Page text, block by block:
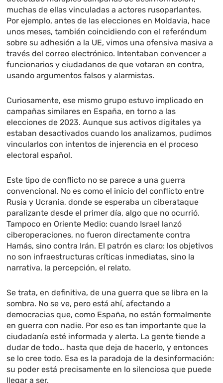
muchas de ellas vinculadas a actores rusoparlantes.
Por ejemplo, antes de las elecciones en Moldavia, hace
unos meses, también coincidiendo con el referéndum
sobre su adhesión a la UE, vimos una ofensiva masiva a
través del correo electrónico. Intentaban convencer a
funcionarios y ciudadanos de que votaran en contra,
usando argumentos falsos y alarmistas.
Curiosamente, ese mismo grupo estuvo implicado en
campañas similares en España, en torno a las
elecciones de 2023. Aunque sus activos digitales ya
estaban desactivados cuando los analizamos, pudimos
vincularlos con intentos de injerencia en el proceso
electoral español.
Este tipo de conflicto no se parece a una guerra
convencional. No es como el inicio del conflicto entre
Rusia y Ucrania, donde se esperaba un ciberataque
paralizante desde el primer día, algo que no ocurrió.
Tampoco en Oriente Medio: cuando Israel lanzó
ciberoperaciones, no fueron directamente contra
Hamás, sino contra Irán. El patrón es claro: los objetivos
no son infraestructuras críticas inmediatas, sino la
narrativa, la percepción, el relato.
Se trata, en definitiva, de una guerra que se libra en la
sombra. No se ve, pero está ahí, afectando a
democracias que, como España, no están formalmente
en guerra con nadie. Por eso es tan importante que la
ciudadanía esté informada y alerta. La gente tiende a
dudar de todo… hasta que deja de hacerlo, y entonces
se lo cree todo. Esa es la paradoja de la desinformación:
su poder está precisamente en lo silenciosa que puede
llegar a ser.